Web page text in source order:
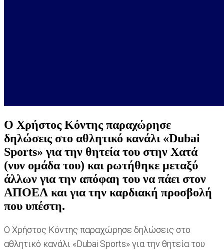
Ο Χρήστος Κόντης παραχώρησε
δηλώσεις στο αθλητικό κανάλι «Dubai
Sports» για την θητεία του στην Χατά
(νυν ομάδα του) και ρωτήθηκε μεταξύ
άλλων για την απόφαη του να πάει στον
ΑΠΟΕΛ και για την καρδιακή προσβολή
που υπέστη.
Ο Χρήστος Κόντης παραχώρησε δηλώσεις στο
αθλητικό κανάλι «Dubai Sports» για την θητεία του